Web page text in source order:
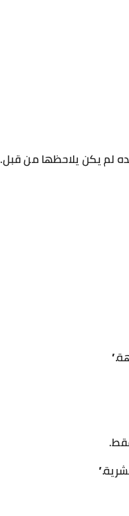
لم يكن يلاحظها من قبل.